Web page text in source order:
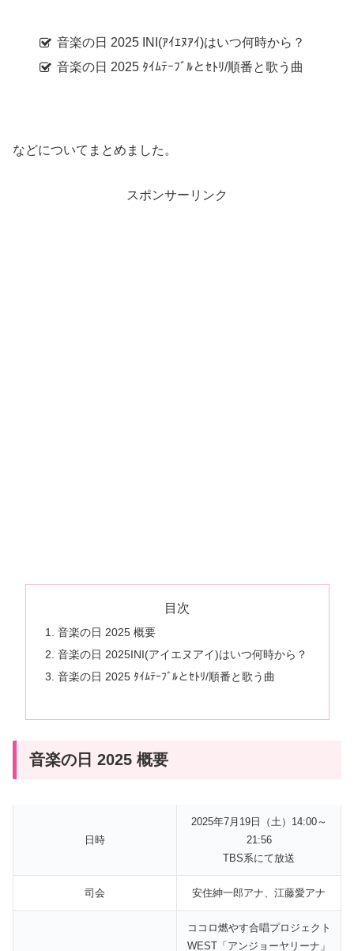
音楽の日 2025 INI(ｱｲｴﾇｱｲ)はいつ何時から？
音楽の日 2025 ﾀｲﾑﾃｰﾌﾞﾙとｾﾄﾘ/順番と歌う曲
などについてまとめました。
スポンサーリンク
目次
音楽の日 2025 概要
音楽の日 2025INI(アイエヌアイ)はいつ何時から？
音楽の日 2025 ﾀｲﾑﾃｰﾌﾞﾙとｾﾄﾘ/順番と歌う曲
音楽の日 2025 概要
日時
2025年7月19日（土）14:00～
21:56
TBS系にて放送
司会 安住紳一郎アナ、江藤愛アナ
ココロ燃やす合唱プロジェクト
WEST「アンジョーヤリーナ」